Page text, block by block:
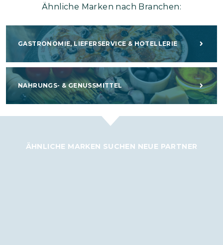
Ähnliche Marken nach Branchen:
GASTRONOMIE, LIEFERSERVICE & HOTELLERIE
NAHRUNGS- & GENUSSMITTEL
ÄHNLICHE MARKEN SUCHEN NEUE PARTNER